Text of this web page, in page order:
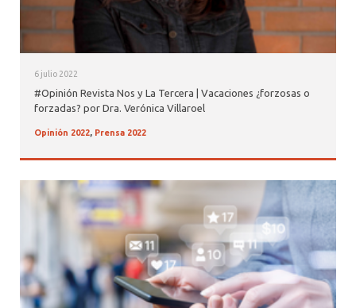
6 julio 2022
#Opinión Revista Nos y La Tercera | Vacaciones ¿forzosas o
forzadas? por Dra. Verónica Villaroel
Opinión 2022, Prensa 2022